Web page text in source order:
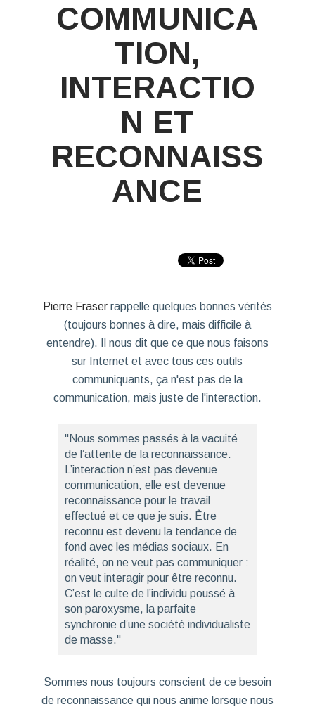
COMMUNICA
TION,
INTERACTIO
N ET
RECONNAISS
ANCE
Pierre Fraserrappelle quelques bonnes vérités
(toujours bonnes à dire, mais difficile à
entendre). Il nous dit que ce que nous faisons
sur Internet et avec tous ces outils
communiquants, ça n'est pas de la
communication, mais juste de l'interaction.
"Nous sommes passés à la vacuité
de l’attente de la reconnaissance.
L’interaction n’est pas devenue
communication, elle est devenue
reconnaissance pour le travail
effectué et ce que je suis. Être
reconnu est devenu la tendance de
fond avec les médias sociaux. En
réalité, on ne veut pas communiquer :
on veut interagir pour être reconnu.
C’est le culte de l’individu poussé à
son paroxysme, la parfaite
synchronie d’une société individualiste
de masse."
Sommes nous toujours conscient de ce besoin
de reconnaissance qui nous anime lorsque nous